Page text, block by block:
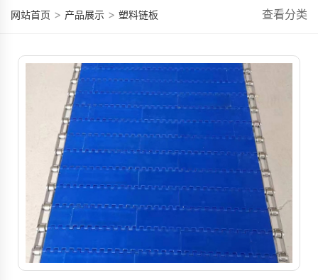
网站首页 > 产品展示 > 塑料链板 查看分类